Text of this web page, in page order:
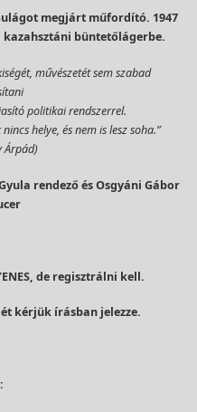
megjárt műfordító. 1947
büntetőlágerbe.
művészetét sem szabad
politikai rendszerrel.
helye, és nem is lesz soha.”
Árpád)
rendező és Osgyáni Gábor
de regisztrálni kell.
kérjük írásban jelezze.